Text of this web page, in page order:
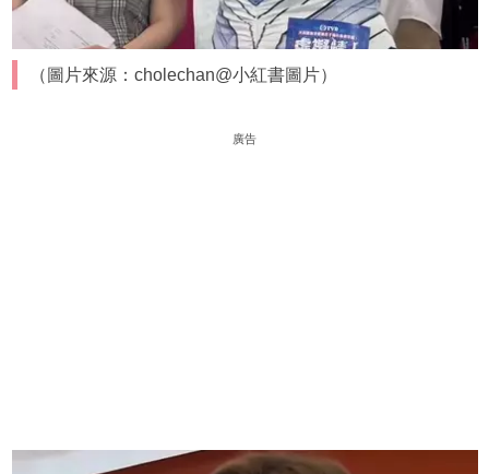
（圖片來源：cholechan@小紅書圖片）
廣告